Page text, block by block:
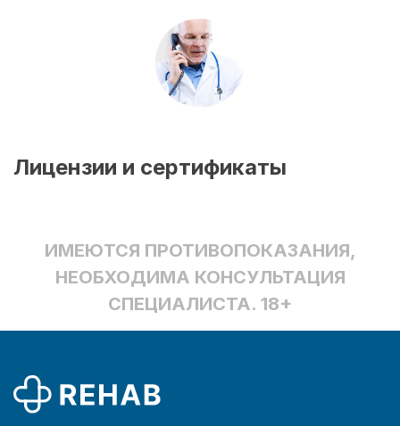
Лицензии и сертификаты
ИМЕЮТСЯ ПРОТИВОПОКАЗАНИЯ,
НЕОБХОДИМА КОНСУЛЬТАЦИЯ
СПЕЦИАЛИСТА. 18+